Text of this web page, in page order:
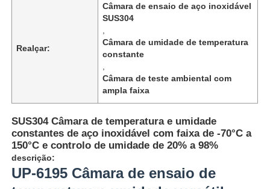
Casa
Realçar:
Câmara de ensaio de aço inoxidável
SUS304
Câmara de umidade de temperatura
constante
Câmara de teste ambiental com
ampla faixa
SUS304 Câmara de temperatura e umidade
constantes de aço inoxidável com faixa de -70°C a
150°C e controlo de umidade de 20% a 98%
descrição:
UP-6195 Câmara de ensaio de